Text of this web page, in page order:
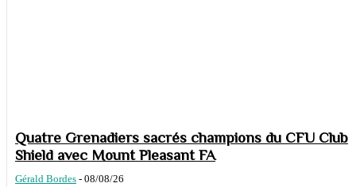
Quatre Grenadiers sacrés champions du CFU Club
Shield avec Mount Pleasant FA
Gérald Bordes - 08/08/26